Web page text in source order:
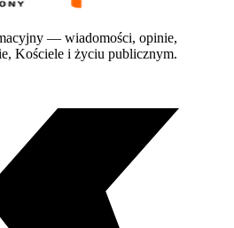
— wiadomości, opinie,
Kościele i życiu publicznym.